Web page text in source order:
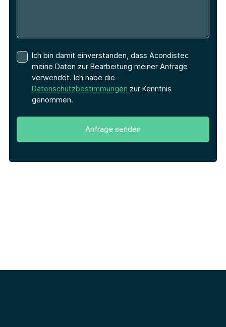
Ich bin damit einverstanden, dass Acondistec
meine Daten zur Bearbeitung meiner Anfrage
verwendet. Ich habe die
Datenschutzbestimmungen zur Kenntnis
genommen.